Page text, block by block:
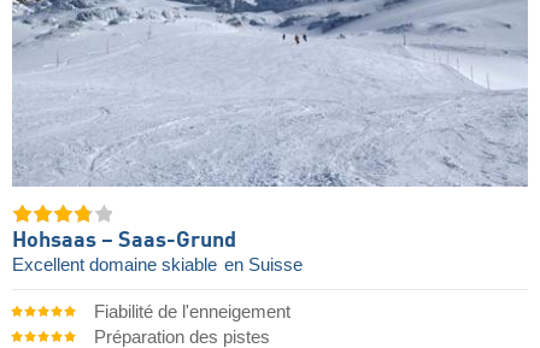
Hohsaas – Saas-Grund
Excellent domaine skiable en Suisse
Fiabilité de l'enneigement
Préparation des pistes